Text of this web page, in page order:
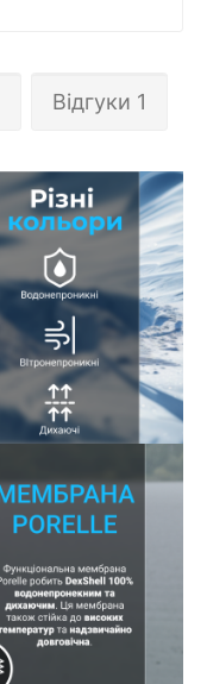
Відгуки 1